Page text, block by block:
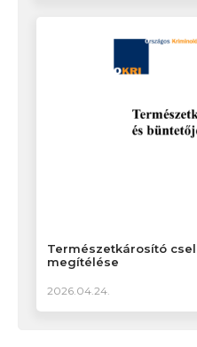
Természetkárosító
megítélése
2026.04.24.